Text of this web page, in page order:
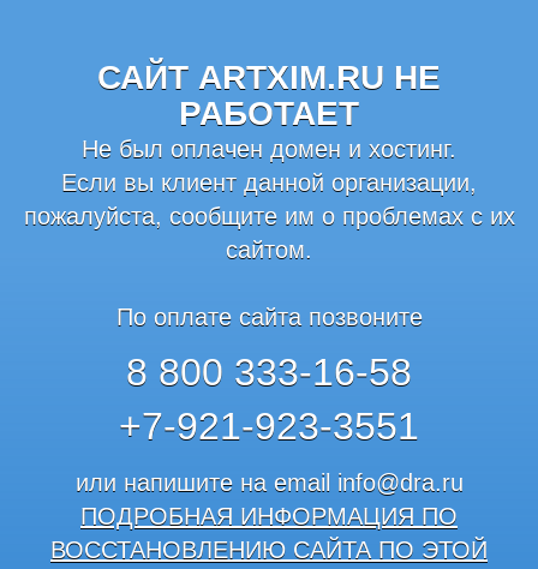
САЙТ ARTXIM.RU НЕ
РАБОТАЕТ
Не был оплачен домен и хостинг.
Если вы клиент данной организации,
пожалуйста, сообщите им о проблемах с их
сайтом.
По оплате сайта позвоните
8 800 333-16-58
+7-921-923-3551
или напишите на email info@dra.ru
ПОДРОБНАЯ ИНФОРМАЦИЯ ПО
ВОССТАНОВЛЕНИЮ САЙТА ПО ЭТОЙ